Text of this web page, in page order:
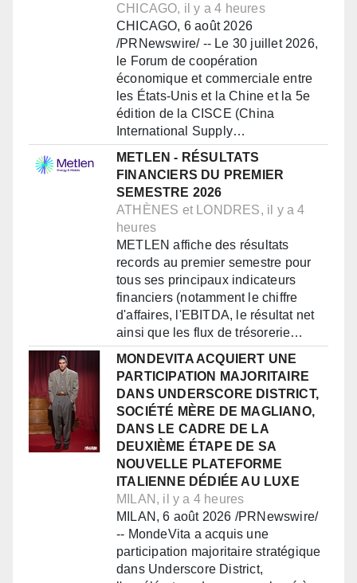
CHICAGO, il y a 4 heures
CHICAGO, 6 août 2026
/PRNewswire/ -- Le 30 juillet 2026,
le Forum de coopération
économique et commerciale entre
les États-Unis et la Chine et la 5e
édition de la CISCE (China
International Supply…
METLEN - RÉSULTATS
FINANCIERS DU PREMIER
SEMESTRE 2026
ATHÈNES et LONDRES, il y a 4
heures
METLEN affiche des résultats
records au premier semestre pour
tous ses principaux indicateurs
financiers (notamment le chiffre
d'affaires, l'EBITDA, le résultat net
ainsi que les flux de trésorerie…
MONDEVITA ACQUIERT UNE
PARTICIPATION MAJORITAIRE
DANS UNDERSCORE DISTRICT,
SOCIÉTÉ MÈRE DE MAGLIANO,
DANS LE CADRE DE LA
DEUXIÈME ÉTAPE DE SA
NOUVELLE PLATEFORME
ITALIENNE DÉDIÉE AU LUXE
MILAN, il y a 4 heures
MILAN, 6 août 2026 /PRNewswire/
-- MondeVita a acquis une
participation majoritaire stratégique
dans Underscore District,